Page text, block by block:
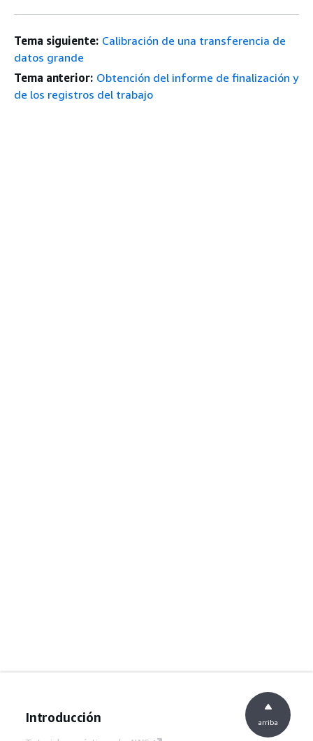
Tema siguiente: Calibración de una transferencia de
datos grande
Tema anterior: Obtención del informe de finalización y
de los registros del trabajo
Introducción arriba